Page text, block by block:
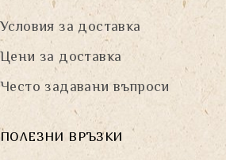
Условия за доставка
Цени за доставка
Често задавани въпроси
ПОЛЕЗНИ ВРЪЗКИ